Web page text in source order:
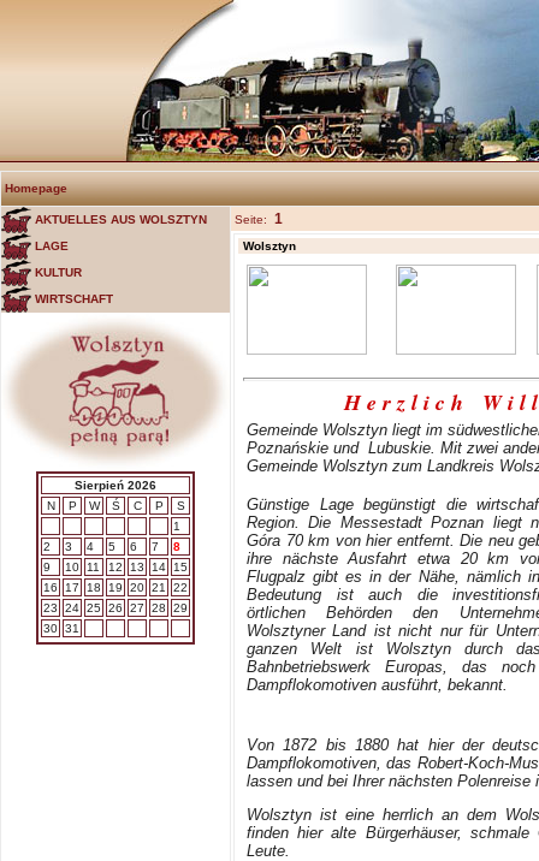
Homepage
AKTUELLES AUS WOLSZTYN
LAGE
KULTUR
WIRTSCHAFT
Sierpień 2026
N
P W Ś C P
S
1
2
3 4 5 6 7
8
9
10 11 12 13 14
15
16
17 18 19 20 21
22
23
24 25 26 27 28
29
30 31
Seite: 1
Wolsztyn
H e r z l i c h W i l
Gemeinde Wolsztyn liegt im
Poznańskie und Lubuskie. Mit zwei
Gemeinde Wolsztyn zum Landkreis
Günstige Lage begünstigt die
Region. Die Messestadt Poznan liegt
Góra 70 km von hier entfernt. Die neu
ihre nächste Ausfahrt etwa 20 km
Flugpalz gibt es in der Nähe, nämlich
Bedeutung ist auch die
örtlichen Behörden den
Wolsztyner Land ist nicht nur für
ganzen Welt ist Wolsztyn durch
Bahnbetriebswerk Europas, das
Dampflokomotiven ausführt, bekannt.
Von 1872 bis 1880 hat hier der
Dampflokomotiven, das Robert-Koch-
lassen und bei Ihrer nächsten
Wolsztyn ist eine herrlich an dem
finden hier alte Bürgerhäuser,
Leute.